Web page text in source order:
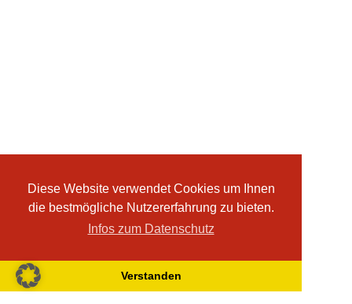
Diese Website verwendet Cookies um Ihnen
die bestmögliche Nutzererfahrung zu bieten.
Infos zum Datenschutz
Verstanden